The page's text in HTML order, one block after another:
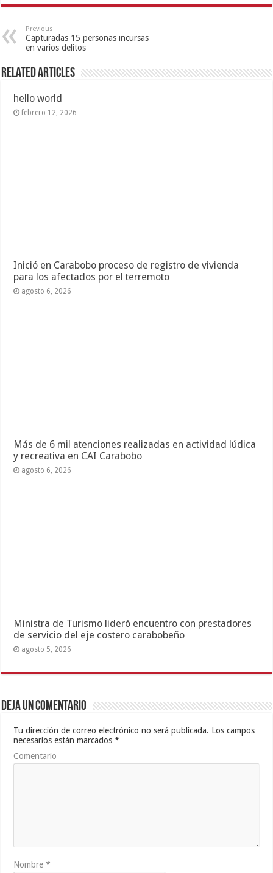
Previous
Capturadas 15 personas incursas
en varios delitos
Related Articles
hello world
febrero 12, 2026
Inició en Carabobo proceso de registro de vivienda
para los afectados por el terremoto
agosto 6, 2026
Más de 6 mil atenciones realizadas en actividad lúdica
y recreativa en CAI Carabobo
agosto 6, 2026
Ministra de Turismo lideró encuentro con prestadores
de servicio del eje costero carabobeño
agosto 5, 2026
Deja un comentario
Tu dirección de correo electrónico no será publicada. Los campos
necesarios están marcados*
Comentario
Nombre*